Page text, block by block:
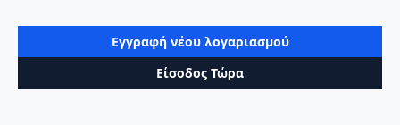
Εγγραφή νέου λογαριασμού
Είσοδος Τώρα